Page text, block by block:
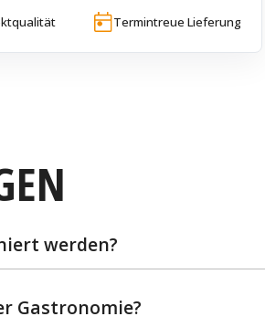
Termintreue Lieferung
werden?
Gastronomie?